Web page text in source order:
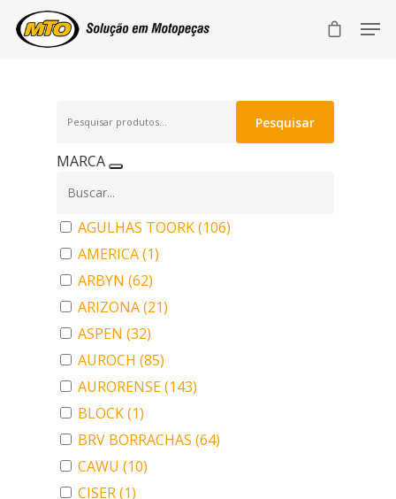
por:
Pesquisar
MARCA
AGULHAS TOORK(106)
AMERICA(1)
ARBYN (62)
ARIZONA(21)
ASPEN (32)
AUROCH (85)
AURORENSE(143)
BLOCK(1)
BRV BORRACHAS (64)
CAWU (10)
CISER(1)